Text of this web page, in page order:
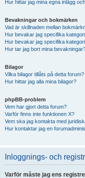
Hur hittar jag mina egna inlägg
Bevakningar och bokmärken
Vad är skillnaden mellan
Hur bevakar jag specifika
Hur bevakar jag specifika
Hur tar jag bort mina
Bilagor
Vilka bilagor tillåts på detta forum?
Hur hittar jag alla mina bilagor?
phpBB-problem
Vem har gjort detta forum?
Varför finns inte funktionen X?
Vem ska jag kontakta med
Hur kontaktar jag en
Inloggnings- och
Varför måste jag ens